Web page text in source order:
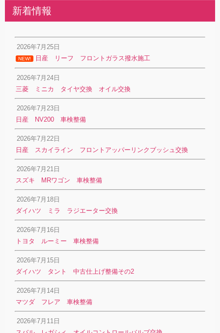
新着情報
2026年7月25日
NEW! 日産 リーフ フロントガラス撥水施工
2026年7月24日
三菱 ミニカ タイヤ交換 オイル交換
2026年7月23日
日産 NV200 車検整備
2026年7月22日
日産 スカイライン フロントアッパーリンクブッシュ交換
2026年7月21日
スズキ MRワゴン 車検整備
2026年7月18日
ダイハツ ミラ ラジエーター交換
2026年7月16日
トヨタ ルーミー 車検整備
2026年7月15日
ダイハツ タント 中古仕上げ整備その2
2026年7月14日
マツダ フレア 車検整備
2026年7月11日